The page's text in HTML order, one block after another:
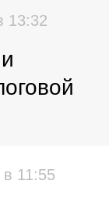
13:32
в 11:55